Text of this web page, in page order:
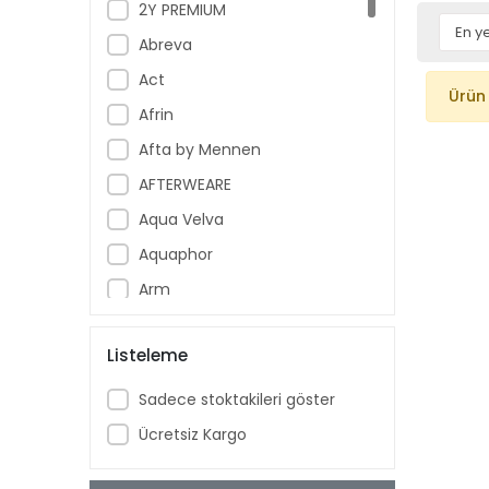
2Y PREMIUM
Abreva
Act
Afrin
Afta by Mennen
AFTERWEARE
Aqua Velva
Aquaphor
Arm
Aspercreme
Aussie
Aveeno Baby
Listeleme
Sadece stoktakileri göster
Ücretsiz Kargo